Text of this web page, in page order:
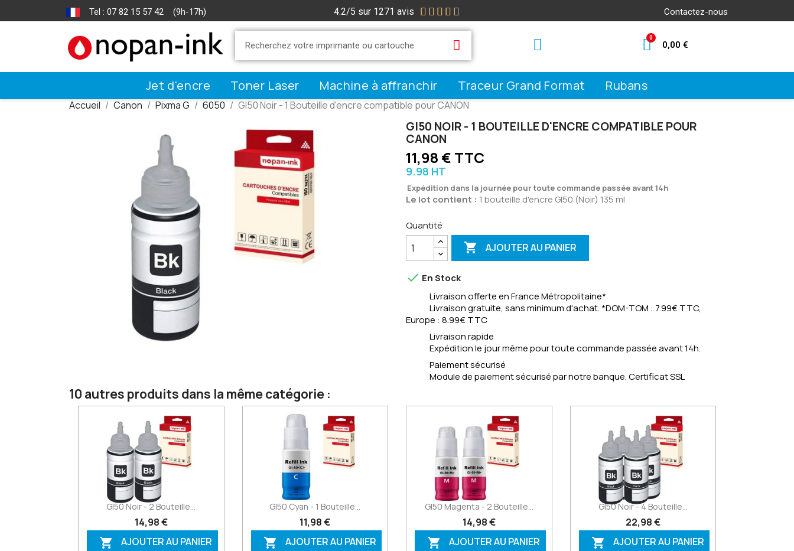
Tel : 07 82 15 57 42 (9h-17h) 4.2/5 sur 1271 avis      Contactez-nous
0,00 €
Jet d'encre Toner Laser Machine à affranchir Traceur Grand Format Rubans
Accueil Canon Pixma G 6050 GI50 Noir - 1 Bouteille d'encre compatible pour CANON
GI50 NOIR - 1 BOUTEILLE D'ENCRE COMPATIBLE POUR
CANON
11,98 € TTC
9.98 HT
Expédition dans la journée pour toute commande passée avant 14h
Le lot contient : 1 bouteille d'encre GI50 (Noir) 135 ml
Quantité
 AJOUTER AU PANIER
 En Stock
Livraison offerte en France Métropolitaine*
Livraison gratuite, sans minimum d'achat. *DOM-TOM : 7.99€ TTC,
Europe : 8.99€ TTC
Livraison rapide
Expédition le jour même pour toute commande passée avant 14h.
Paiement sécurisé
Module de paiement sécurisé par notre banque. Certificat SSL
10 autres produits dans la même catégorie :
GI50 Noir - 2 Bouteille...
14,98 €
 AJOUTER AU PANIER
GI50 Cyan - 1 Bouteille...
11,98 €
 AJOUTER AU PANIER
GI50 Magenta - 2 Bouteille...
14,98 €
 AJOUTER AU PANIER
GI50 Noir - 4 Bouteille...
22,98 €
 AJOUTER AU PANIER